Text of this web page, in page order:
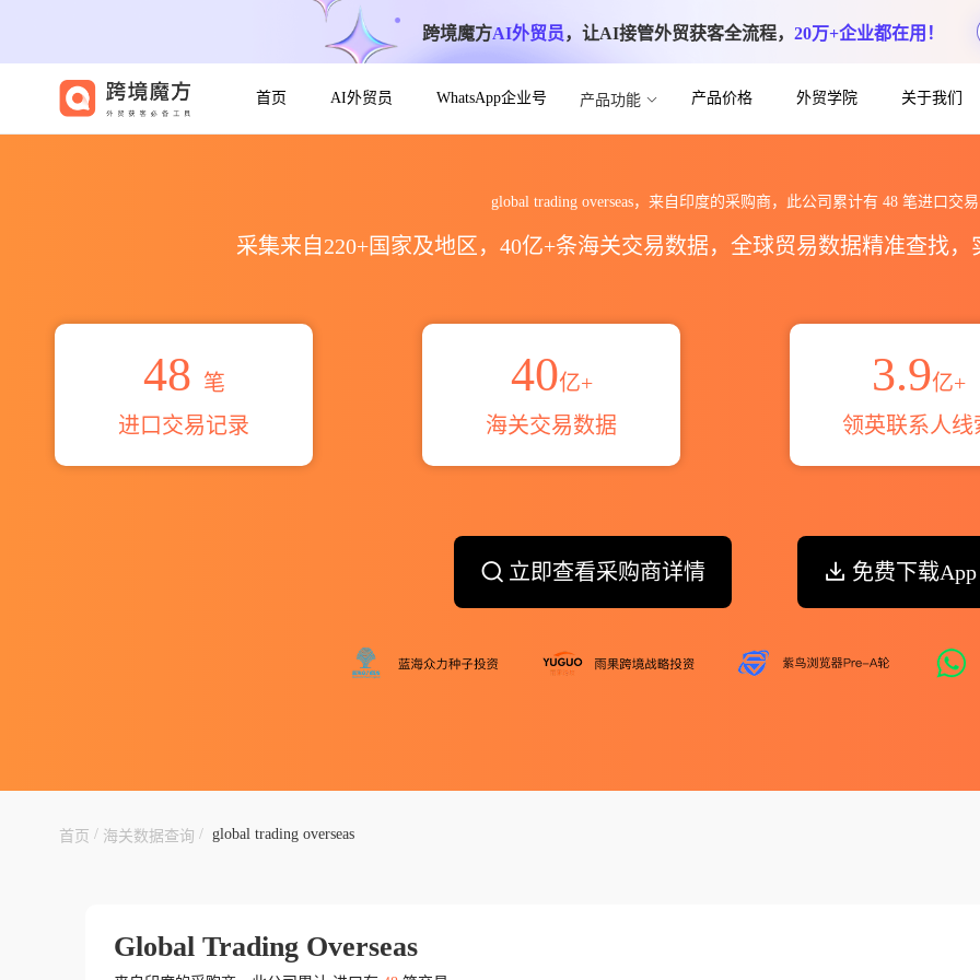
跨境魔方AI外贸员，让AI接管外贸获客全流程， 20万+企业都在用！
首页 AI外贸员 WhatsApp企业号 产品功能 产品价格 外贸学院 关于我们
global trading overseas，来自印度的采购商，此公司累计有 48 笔进口交易
采集来自220+国家及地区，40亿+条海关交易数据，全球贸易数据精准查找
48 笔
进口交易记录
40亿+
海关交易数据
3.9亿+
领英联系人线
立即查看采购商详情 免费下载App
首页 / 海关数据查询 / global trading overseas
Global Trading Overseas